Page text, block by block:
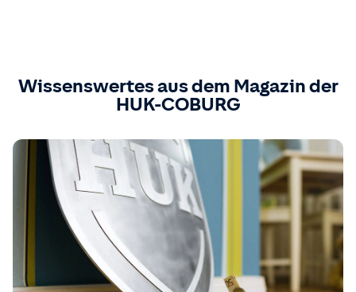
Wissenswertes aus dem Magazin der
HUK-COBURG